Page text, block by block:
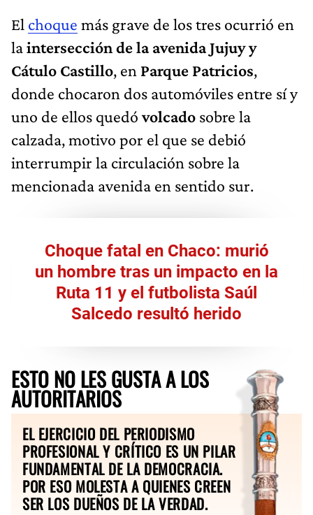
El choque más grave de los tres ocurrió en
laintersección de la avenida Jujuy y
Cátulo Castillo, en Parque Patricios,
donde chocaron dos automóviles entre sí y
uno de ellos quedóvolcado sobre la
calzada, motivo por el que se debió
interrumpir la circulación sobre la
mencionada avenida en sentido sur.
Choque fatal en Chaco: murió
un hombre tras un impacto en la
Ruta 11 y el futbolista Saúl
Salcedo resultó herido
ESTO NO LES GUSTA A LOS
AUTORITARIOS
EL EJERCICIO DEL PERIODISMO
PROFESIONAL Y CRÍTICO ES UN PILAR
FUNDAMENTAL DE LA DEMOCRACIA.
POR ESO MOLESTA A QUIENES CREEN
SER LOS DUEÑOS DE LA VERDAD.